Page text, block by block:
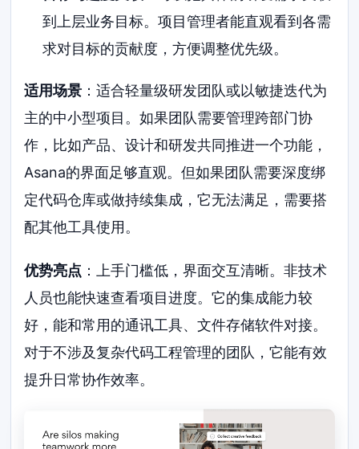
到上层业务目标。项目管理者能直观看到各需
求对目标的贡献度，方便调整优先级。
适用场景 ：适合轻量级研发团队或以敏捷迭代为
主的中小型项目。如果团队需要管理跨部门协
作，比如产品、设计和研发共同推进一个功能，
Asana的界面足够直观。但如果团队需要深度绑
定代码仓库或做持续集成，它无法满足，需要搭
配其他工具使用。
优势亮点 ：上手门槛低，界面交互清晰。非技术
人员也能快速查看项目进度。它的集成能力较
好，能和常用的通讯工具、文件存储软件对接。
对于不涉及复杂代码工程管理的团队，它能有效
提升日常协作效率。